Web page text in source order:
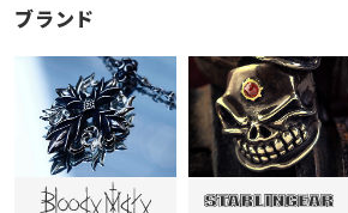
ブランド